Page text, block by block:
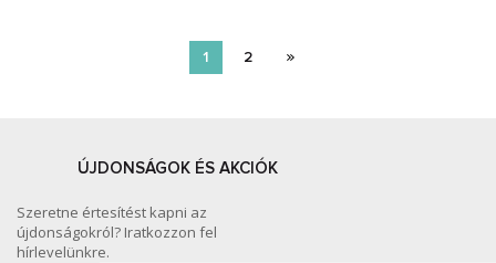
1 2
ÚJDONSÁGOK ÉS AKCIÓK
Szeretne értesítést kapni az
újdonságokról? Iratkozzon fel
hírlevelünkre.